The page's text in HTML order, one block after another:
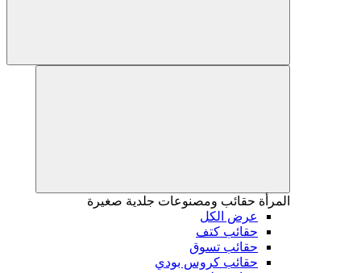
المرأة حقائب ومصنوعات جلدية صغيرة
عرض الكل
حقائب كتف
حقائب تسوق
حقائب كروس بودي